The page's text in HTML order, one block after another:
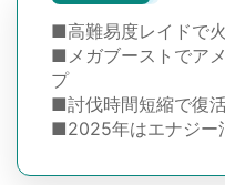
■高難易度レイドで
■メガブーストでア
プ
■討伐時間短縮で復
■2025年はエナジー